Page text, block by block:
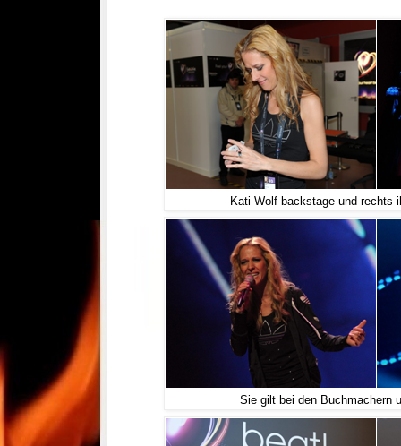
Kati Wolf backstage und rechts
Sie gilt bei den Buchmachern